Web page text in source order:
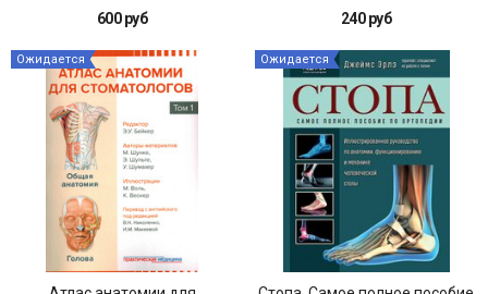
600 руб
240 руб
Ожидается Ожидается